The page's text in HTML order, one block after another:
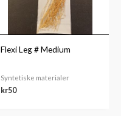
Flexi Leg # Medium
Syntetiske materialer
kr50